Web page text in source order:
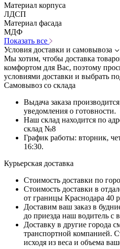
Материал корпуса
ЛДСП
Материал фасада
МДФ
Показать все
Условия доставки и самовывоза
Мы хотим, чтобы доставка
комфортом для Вас, поэтому
условиями доставки и выбрать
Самовывоз со склада
Выдача заказа
уведомления о готовности.
Наш склад находится по
склад №8
График работы: вторник,
16:30.
Курьерская доставка
Стоимость доставки по
Стоимость доставки в
от границы Краснодара 40
Доставим ваш заказ в
до приезда наш водитель с
Доставку в другие города
транспортной компанией.
исходя из веса и объема